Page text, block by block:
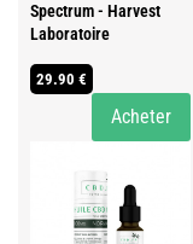
Spectrum - Harvest
Laboratoire
29.90 €
Acheter